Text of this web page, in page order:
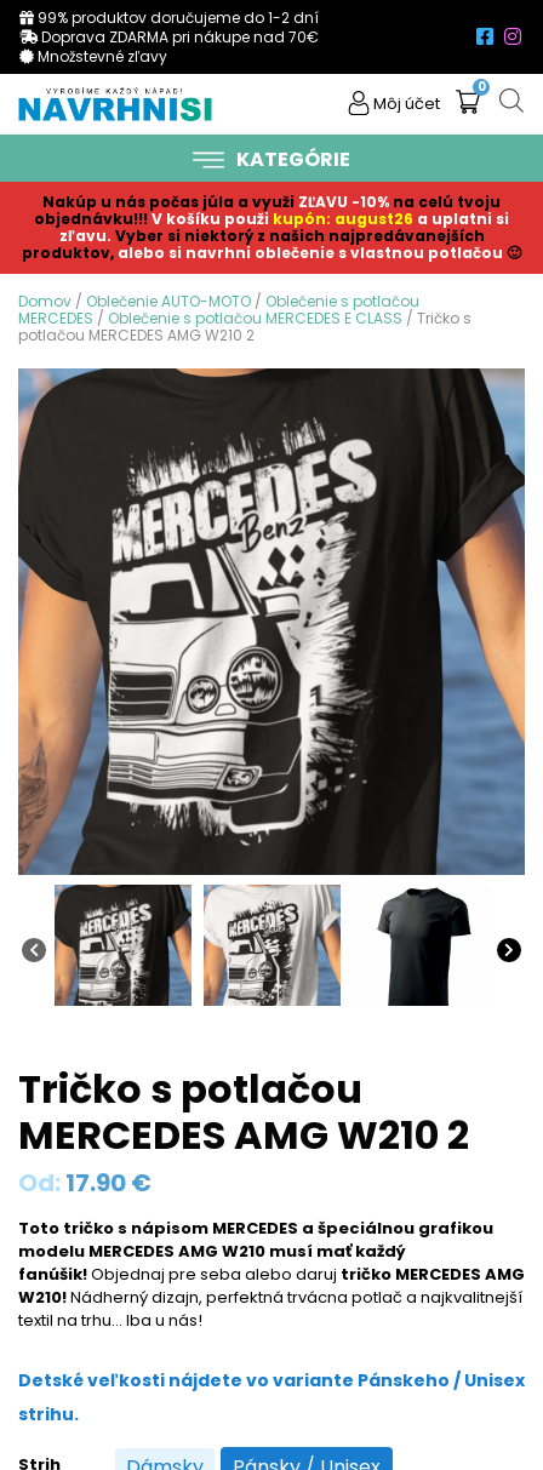
99% produktov doručujeme do 1-2 dní
Doprava ZDARMA pri nákupe nad 70€
Množstevné zľavy
Môj účet
0
KATEGÓRIE
Nakúp u nás počas júla a využi ZĽAVU -10% na celú tvoju
objednávku!!! V košíku použi kupón: august26 a uplatni si
zľavu. Vyber si niektorý z našich najpredávanejších
produktov, alebo si navrhni oblečenie s vlastnou potlačou 🙂
Domov / Oblečenie AUTO-MOTO / Oblečenie s potlačou
MERCEDES / Oblečenie s potlačou MERCEDES E CLASS / Tričko s
potlačou MERCEDES AMG W210 2
Tričko s potlačou
MERCEDES AMG W210 2
Od:17.90€
Toto tričko s nápisom MERCEDES a špeciálnou grafikou
modelu MERCEDES AMG W210 musí mať každý
fanúšik!Objednaj pre seba alebo daruj tričko MERCEDES AMG
W210!Nádherný dizajn, perfektná trvácna potlač a najkvalitnejší
textil na trhu… Iba u nás!
Detské veľkosti nájdete vo variante Pánskeho / Unisex
strihu.
Strih